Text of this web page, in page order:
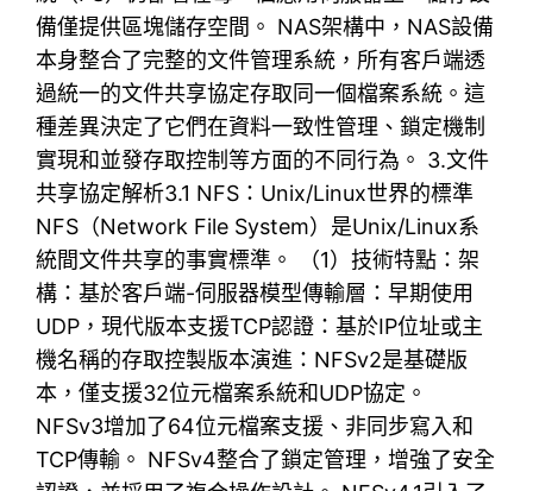
備僅提供區塊儲存空間。 NAS架構中，NAS設備
本身整合了完整的文件管理系統，所有客戶端透
過統一的文件共享協定存取同一個檔案系統。這
種差異決定了它們在資料一致性管理、鎖定機制
實現和並發存取控制等方面的不同行為。 3.文件
共享協定解析3.1 NFS：Unix/Linux世界的標準
NFS（Network File System）是Unix/Linux系
統間文件共享的事實標準。 （1）技術特點：架
構：基於客戶端-伺服器模型傳輸層：早期使用
UDP，現代版本支援TCP認證：基於IP位址或主
機名稱的存取控製版本演進：NFSv2是基礎版
本，僅支援32位元檔案系統和UDP協定。
NFSv3增加了64位元檔案支援、非同步寫入和
TCP傳輸。 NFSv4整合了鎖定管理，增強了安全